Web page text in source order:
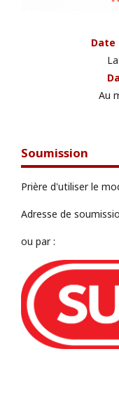
Date
Au
Soumission
Prière d'utiliser le
Adresse de
ou par :